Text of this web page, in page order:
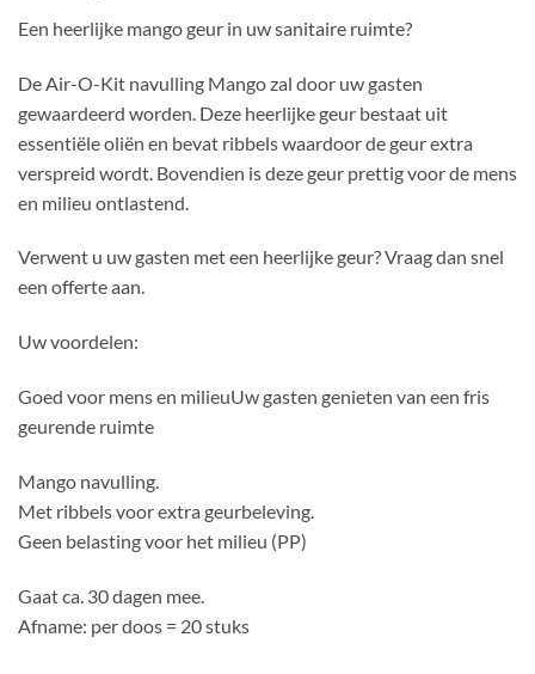
Een heerlijke mango geur in uw sanitaire ruimte?
De Air-O-Kit navulling Mango zal door uw gasten
gewaardeerd worden. Deze heerlijke geur bestaat uit
essentiële oliën en bevat ribbels waardoor de geur extra
verspreid wordt. Bovendien is deze geur prettig voor de mens
en milieu ontlastend.
Verwent u uw gasten met een heerlijke geur? Vraag dan snel
een offerte aan.
Uw voordelen:
Goed voor mens en milieuUw gasten genieten van een fris
geurende ruimte
Mango navulling.
Met ribbels voor extra geurbeleving.
Geen belasting voor het milieu (PP)
Gaat ca. 30 dagen mee.
Afname: per doos = 20 stuks